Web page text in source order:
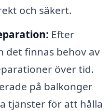
och säkert.
Efter
det finnas behov av
över tid.
på balkonger
tjänster för att hålla